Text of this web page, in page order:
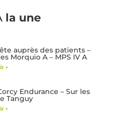
la une
auprès des patients –
Morquio A – MPS IV A
+
Endurance – Sur les
Tanguy
+